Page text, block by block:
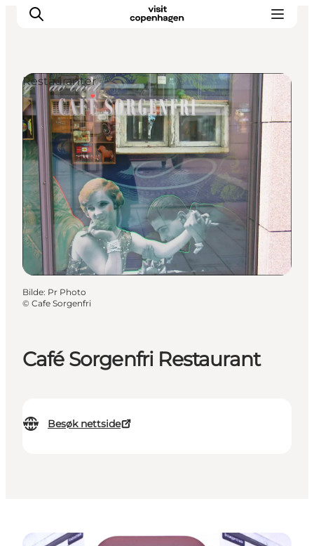
Aktiviteter
Spise og drikke
Planlegg turen din
Café Sorgenfri Restaurant
Besøk nettside
Restauranter
Bilde: Pr Photo
© Cafe Sorgenfri